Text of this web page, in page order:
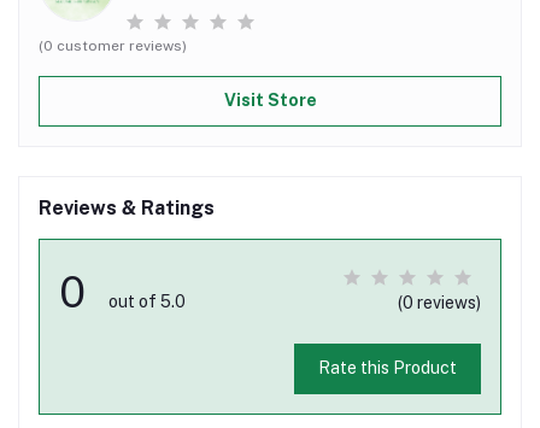
(0 customer reviews)
Visit Store
Reviews & Ratings
0 out of 5.0 (0 reviews)
Rate this Product